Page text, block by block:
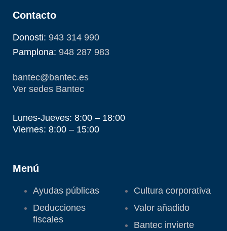
Contacto
Donosti: 943 314 990
Pamplona: 948 287 983
bantec@bantec.es
Ver sedes Bantec
Lunes-Jueves: 8:00 – 18:00
Viernes: 8:00 – 15:00
Menú
Ayudas públicas
Deducciones
fiscales
Cultura corporativa
Valor añadido
Bantec invierte